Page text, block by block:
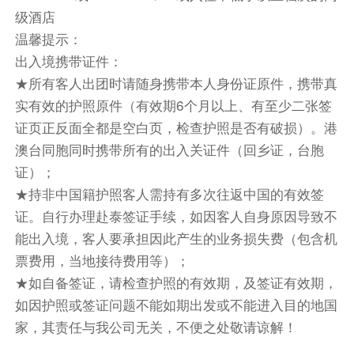
根本不用担心镜头举高了点，就会收录其他破坏景
致的杂乱物体。
【蓝庙】，本名叫做班顿寺，因其外表呈蓝色而被
人们叫做蓝庙。整座寺庙就像一个巨大的艺术品，
从门前的园艺，到整体的蓝色建筑，再到任何一处
细小的雕刻，无一处不透露着设计者与建造者的匠
心独具。每一笔着色，每一寸贴金，都可以惊喜到
让你惊叹。
然后参观【车游清莱夜市】清莱夜市位于清莱汽车
站附近 帕霍育婷路，夜市里聚集了清莱本地和高
山族的纪念品，品种繁多，价格便宜有衣服、饰
品、包包、地方特色产品、装饰品等等。大家可以
在夜市自费品尝各色小吃。
餐饮
早餐：已含
中餐：已含
晚餐：敬请自理
级酒店
温馨提示：
出入境携带证件：
★所有客人出团时请随身携带本人身份证原件，携带真
实有效的护照原件（有效期6个月以上、有至少二张签
证页正反面全都是空白页，检查护照是否有破损）。港
澳台同胞同时携带所有的出入关证件（回乡证，台胞
证）；
★持非中国籍护照客人需持有多次往返中国的有效签
证。自行办理赴泰签证手续，如因客人自身原因导致不
能出入境，客人要承担因此产生的业务损失费（包含机
票费用，当地接待费用等）；
★如自备签证，请检查护照的有效期，及签证有效期，
如因护照或签证问题不能如期出发或不能进入目的地国
家，其责任与我公司无关，不便之处敬请谅解！